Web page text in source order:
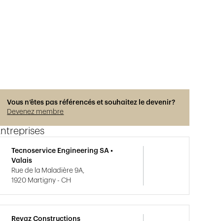
Vous n’êtes pas référencés et souhaitez le devenir?
Devenez membre
Tecnoservice Engineering SA •
Valais
Rue de la Maladière 9A,
1920 Martigny - CH
Revaz Constructions